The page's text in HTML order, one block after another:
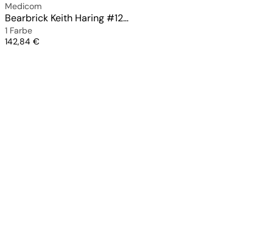
Medicom
Bearbrick Keith Haring #12 400% & 100%
1 Farbe
Preis
142,84 €